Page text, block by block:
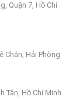
Quận 7, Hồ Chí
Chân, Hải Phòng
Tân, Hồ Chí Minh